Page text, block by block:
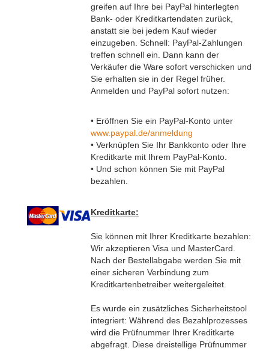
greifen auf Ihre bei PayPal hinterlegten
Bank- oder Kreditkartendaten zurück,
anstatt sie bei jedem Kauf wieder
einzugeben. Schnell: PayPal-Zahlungen
treffen schnell ein. Dann kann der
Verkäufer die Ware sofort verschicken und
Sie erhalten sie in der Regel früher.
Anmelden und PayPal sofort nutzen:
• Eröffnen Sie ein PayPal-Konto unter
www.paypal.de/anmeldung
• Verknüpfen Sie Ihr Bankkonto oder Ihre
Kreditkarte mit Ihrem PayPal-Konto.
• Und schon können Sie mit PayPal
bezahlen.
Kreditkarte:
Sie können mit Ihrer Kreditkarte bezahlen:
Wir akzeptieren Visa und MasterCard.
Nach der Bestellabgabe werden Sie mit
einer sicheren Verbindung zum
Kreditkartenbetreiber weitergeleitet.
Es wurde ein zusätzliches Sicherheitstool
integriert: Während des Bezahlprozesses
wird die Prüfnummer Ihrer Kreditkarte
abgefragt. Diese dreistellige Prüfnummer